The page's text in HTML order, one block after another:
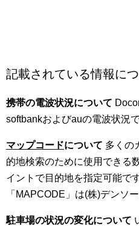
記載されている情報に
携帯の電波状況について
softbankおよびauの電波状況
マップコードについて 多くの
的地検索のために使用できる
イントで目的地を指定可能で
「MAPCODE」は(株)デンソ
駐車場の状況の変化について